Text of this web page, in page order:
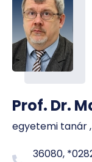
Prof. Dr.
egyetemi tanár
36080,